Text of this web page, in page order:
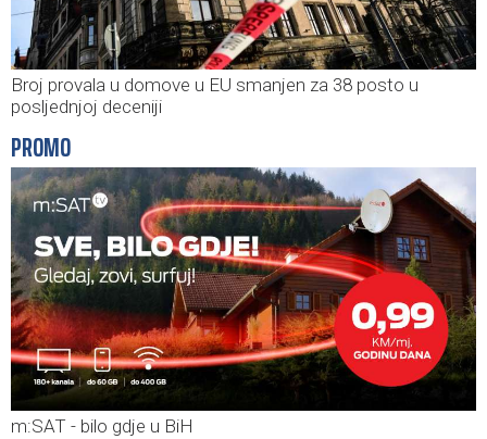
Broj provala u domove u EU smanjen za 38 posto u
posljednjoj deceniji
PROMO
m:SAT - bilo gdje u BiH